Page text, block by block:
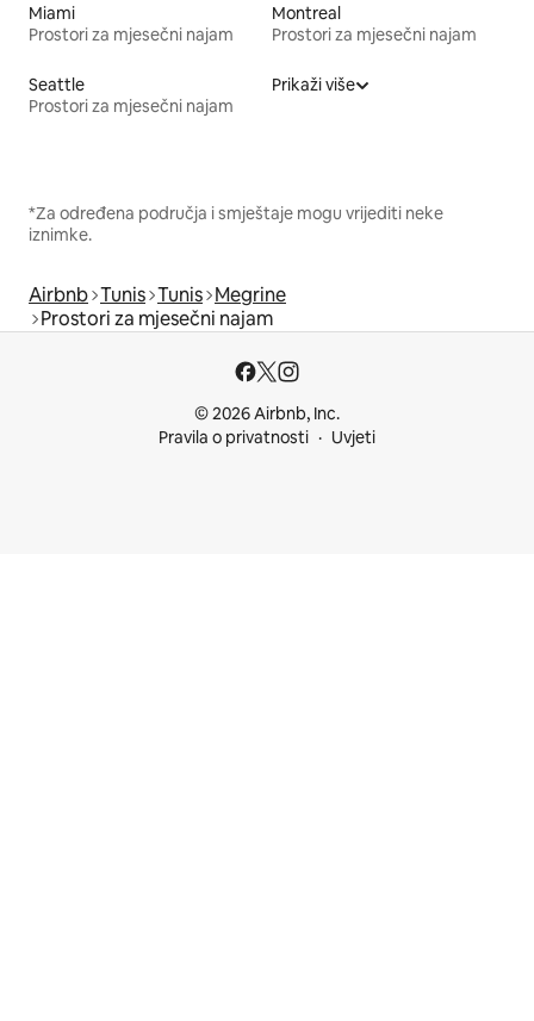
Miami
Prostori za mjesečni najam
Montreal
Prostori za mjesečni najam
Seattle
Prostori za mjesečni najam
Prikaži više
*Za određena područja i smještaje mogu vrijediti neke
iznimke.
Airbnb Tunis Tunis Megrine
Prostori za mjesečni najam
© 2026 Airbnb, Inc.
Pravila o privatnosti
Uvjeti